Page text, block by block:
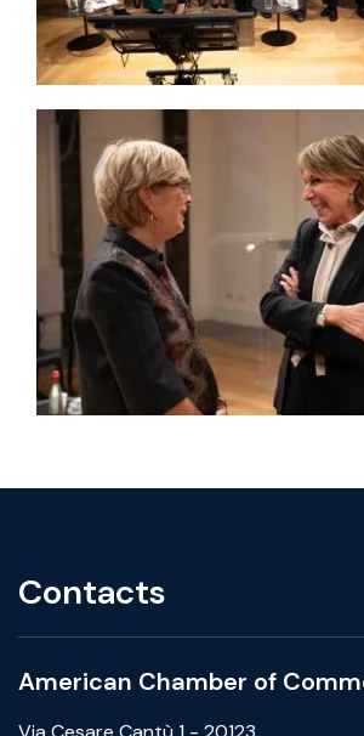
Contacts
American Chamber of